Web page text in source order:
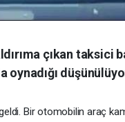
çıkan taksici
oynadığı
Bir otomobilin araç